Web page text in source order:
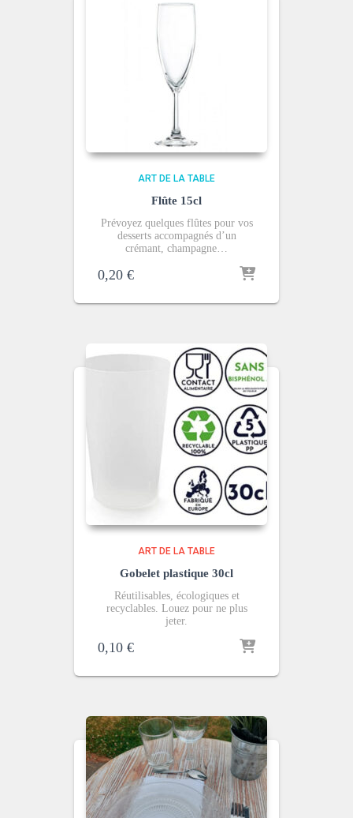
ART DE LA TABLE
Flûte 15cl
Prévoyez quelques flûtes pour vos
desserts accompagnés d’un
crémant, champagne…
0,20 €
ART DE LA TABLE
Gobelet plastique 30cl
Réutilisables, écologiques et
recyclables. Louez pour ne plus
jeter.
0,10 €